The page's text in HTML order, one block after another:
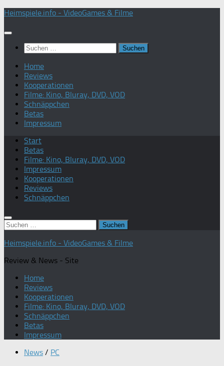
Zum
springen
Heimspiele.info - VideoGames & Filme
Suchen
nach:
Home
Reviews
Kooperationen
Filme: Kino, Bluray, DVD, VOD
Schnäppchen
Betas
Impressum
Start
Betas
Filme: Kino, Bluray, DVD, VOD
Impressum
Kooperationen
Reviews
Schnäppchen
Suchen
nach:
Heimspiele.info - VideoGames & Filme
Review & News - Site
Home
Reviews
Kooperationen
Filme: Kino, Bluray, DVD, VOD
Schnäppchen
Betas
Impressum
News / PC